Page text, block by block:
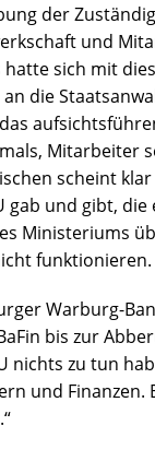
der
und
hatte sich mit
die
Mitarbeiter
scheint
und gibt,
Ministeriums
funktionieren.
Warburg-
bis zur
nichts zu tun
und